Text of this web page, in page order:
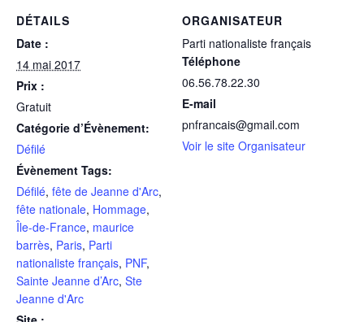
DÉTAILS
Date :
14 mai 2017
Prix :
Gratuit
Catégorie d’Évènement:
Défilé
Évènement Tags:
Défilé, fête de Jeanne d'Arc,
fête nationale, Hommage,
Île-de-France, maurice
barrès, Paris, Parti
nationaliste français, PNF,
Sainte Jeanne d’Arc, Ste
Jeanne d'Arc
ORGANISATEUR
Parti nationaliste français
Téléphone
06.56.78.22.30
E-mail
pnfrancais@gmail.com
Voir le site Organisateur